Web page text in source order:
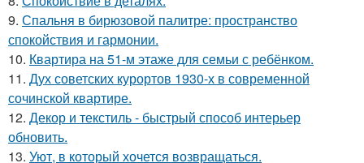
9. Спальня в бирюзовой палитре: пространство
спокойствия и гармонии.
10. Квартира на 51-м этаже для семьи с ребёнком.
11. Дух советских курортов 1930-х в современной
сочинской квартире.
12. Декор и текстиль - быстрый способ интерьер
обновить.
13. Уют, в который хочется возвращаться.